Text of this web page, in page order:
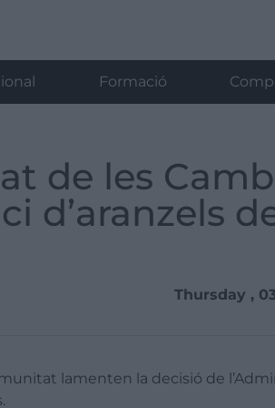
Formació
de les
d’aranzels
Thursday ,
lamenten la decisió de